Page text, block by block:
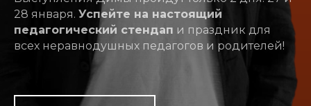
28 января. Успейте на настоящий
педагогический стендап и праздник для
всех неравнодушных педагогов и родителей!